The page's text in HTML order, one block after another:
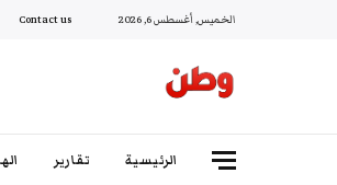
الخميس, أغسطس 6, 2026 Contact us
الرئيسية تقارير